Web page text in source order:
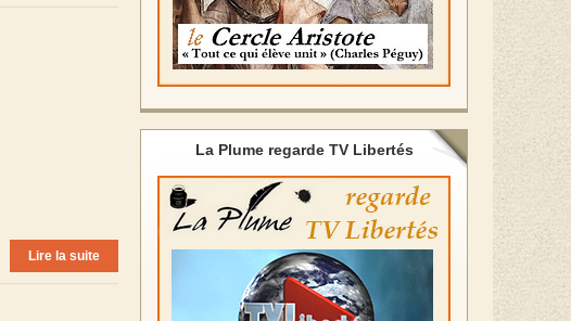
Lire la suite
La Plume regarde TV Libertés